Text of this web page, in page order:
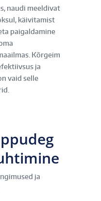
naudi meeldivat
käivitamist
paigaldamine
Kõrgeim
ja
vaid selle
ja